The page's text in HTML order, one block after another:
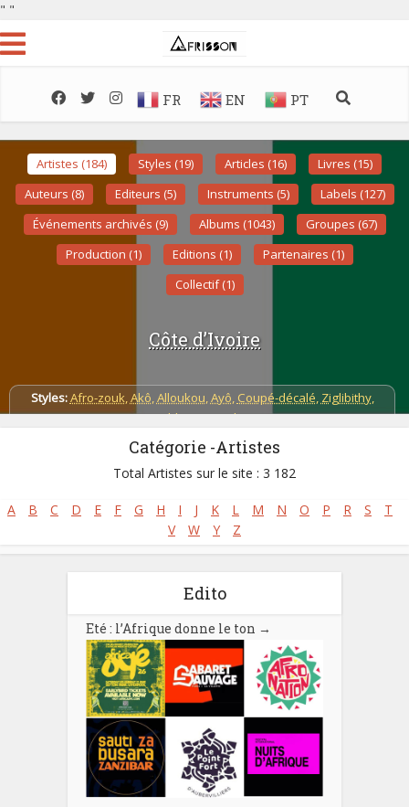
" "
FR EN PT
Artistes (184) Styles (19) Articles (16)
Livres (15)
Auteurs (8)
Editeurs (5) Instruments (5)
Labels (127)
Événements archivés (9)
Albums (1043)
Groupes (67)
Production (1)
Editions (1)
Partenaires (1)
Collectif (1)
Côte d’Ivoire
Styles:Afro-zouk,Akô,Alloukou,Ayô, Coupé-décalé, Ziglibithy,
Zoblazo,Zouglou
Catégorie -Artistes
Total Artistes sur le site : 3 182
A B C D E F G H I J K L M N O P R S
T
V
W Y Z
Edito
Eté : l’Afrique donne le ton →